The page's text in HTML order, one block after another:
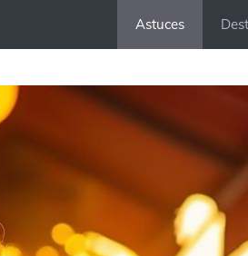
Astuces